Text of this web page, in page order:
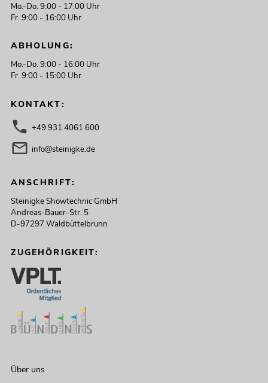
Mo.-Do. 9:00 - 17:00 Uhr
Fr. 9:00 - 16:00 Uhr
ABHOLUNG:
Mo.-Do. 9:00 - 16:00 Uhr
Fr. 9:00 - 15:00 Uhr
KONTAKT:
+49 931 4061 600
info@steinigke.de
ANSCHRIFT:
Steinigke Showtechnic GmbH
Andreas-Bauer-Str. 5
D-97297 Waldbüttelbrunn
ZUGEHÖRIGKEIT:
Über uns